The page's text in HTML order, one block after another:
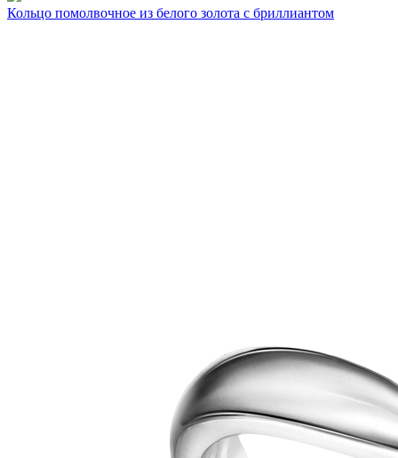
Кольцо помолвочное из белого золота с бриллиантом